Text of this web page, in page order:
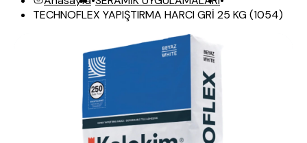
TECHNOFLEX YAPIŞTIRMA HARCI GRİ 25 KG (1054)